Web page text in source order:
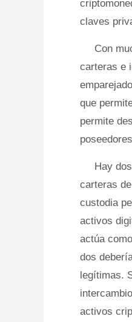
claves
Con
carteras e
que
permite
Hay
carteras
custodia
activos
actúa
dos
legítimas.
activos